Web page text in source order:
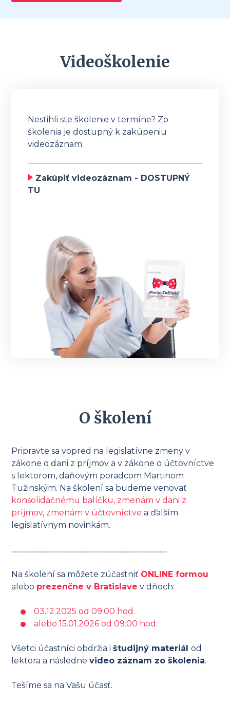
Videoškolenie
Nestihli ste školenie v termíne? Zo
školenia je dostupný k zakúpeniu
videozáznam.
Zakúpiť videozáznam - DOSTUPNÝ
TU
O školení
Pripravte sa vopred na legislatívne zmeny v
zákone o dani z príjmov a v zákone o účtovníctve
s lektorom, daňovým poradcom Martinom
Tužinským. Na školení sa budeme venovať
konsolidačnému balíčku, zmenám v dani z
príjmov, zmenám v účtovníctve a ďalším
legislatívnym novinkám.
.....................................................................................................
Na školení sa môžete zúčastniť ONLINE formou
alebo prezenčne v Bratislave v dňoch:
03.12.2025 od 09:00 hod.
alebo 15.01.2026 od 09:00 hod.
Všetci účastníci obdržia ištudijný materiálod
lektora a následnevideo záznam zo školenia.
Tešíme sa na Vašu účasť.